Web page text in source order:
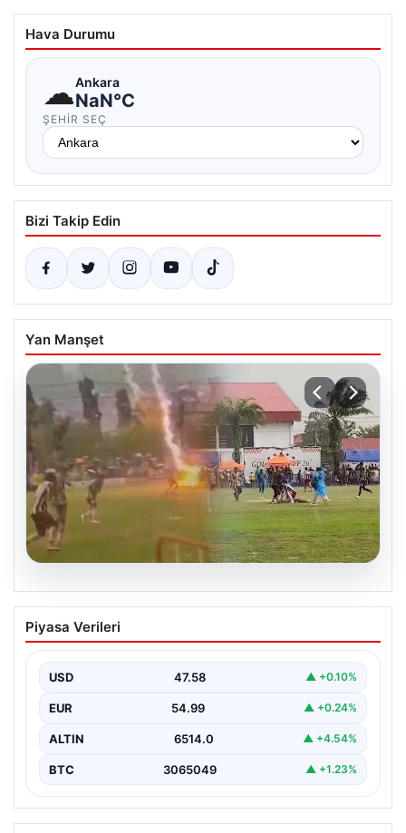
Hava Durumu
☁Ankara
NaN°C
ŞEHIR SEÇ
Bizi Takip Edin
Yan Manşet
Olmaz denen oldu! Maç sırasında
yıldırım çarptı: O futbolcu hayatını
Piyasa Verileri
USD 47.58 ▲ +0.10%
EUR 54.99 ▲ +0.24%
ALTIN 6514.0 ▲ +4.54%
BTC 3065049 ▲ +1.23%